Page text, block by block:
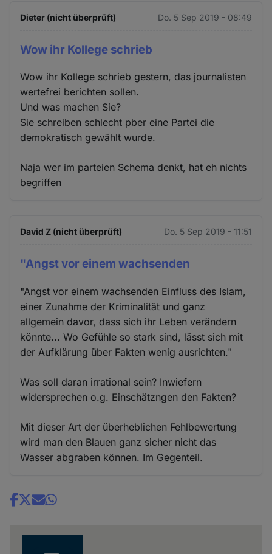
Dieter (nicht überprüft) Do. 5 Sep 2019 - 08:49
Wow ihr Kollege schrieb
Wow ihr Kollege schrieb gestern, das journalisten
wertefrei berichten sollen.
Und was machen Sie?
Sie schreiben schlecht pber eine Partei die
demokratisch gewählt wurde.
Naja wer im parteien Schema denkt, hat eh nichts
begriffen
David Z (nicht überprüft) Do. 5 Sep 2019 - 11:51
"Angst vor einem wachsenden
"Angst vor einem wachsenden Einfluss des Islam,
einer Zunahme der Kriminalität und ganz
allgemein davor, dass sich ihr Leben verändern
könnte... Wo Gefühle so stark sind, lässt sich mit
der Aufklärung über Fakten wenig ausrichten."
Was soll daran irrational sein? Inwiefern
widersprechen o.g. Einschätzngen den Fakten?
Mit dieser Art der überheblichen Fehlbewertung
wird man den Blauen ganz sicher nicht das
Wasser abgraben können. Im Gegenteil.
Share